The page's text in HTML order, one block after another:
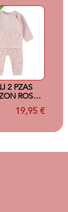
2 PZAS
ROSA
19,95 €